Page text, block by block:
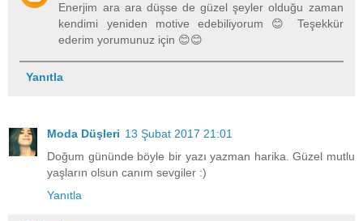
Enerjim ara ara düşse de güzel şeyler olduğu zaman
kendimi yeniden motive edebiliyorum 😊 Teşekkür
ederim yorumunuz için 😊😊
Yanıtla
Moda Düşleri 13 Şubat 2017 21:01
Doğum gününde böyle bir yazı yazman harika. Güzel mutlu
yaşların olsun canım sevgiler :)
Yanıtla